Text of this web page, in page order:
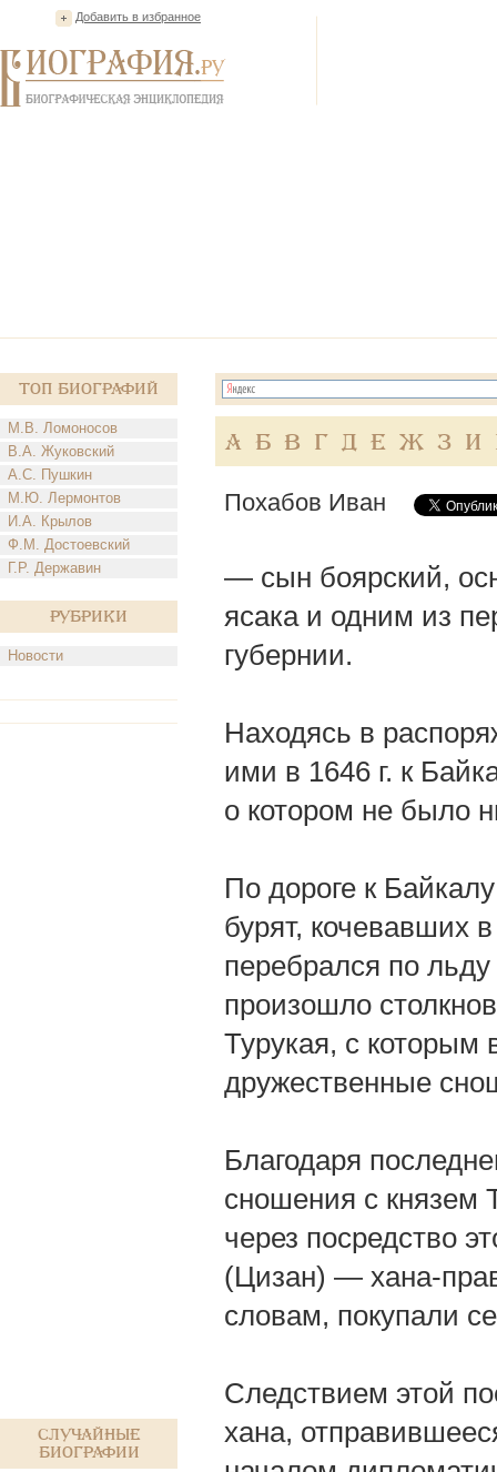
Добавить в избранное
Топ Биографий
М.В. Ломоносов
В.А. Жуковский
А.С. Пушкин
М.Ю. Лермонтов
И.А. Крылов
Ф.М. Достоевский
Г.Р. Державин
Рубрики
Новости
Случайные
биографии
А Б В Г Д Е Ж З И
Похабов Иван
— сын боярский,
ясака и одним из
губернии.
Находясь в
ими в 1646 г. к
о котором не было
По дороге к
бурят, кочевавших
перебрался по
произошло
Турукая, с
дружественные
Благодаря
сношения с князем
через посредство
(Цизан) — хана-
словам, покупали
Следствием этой
хана,